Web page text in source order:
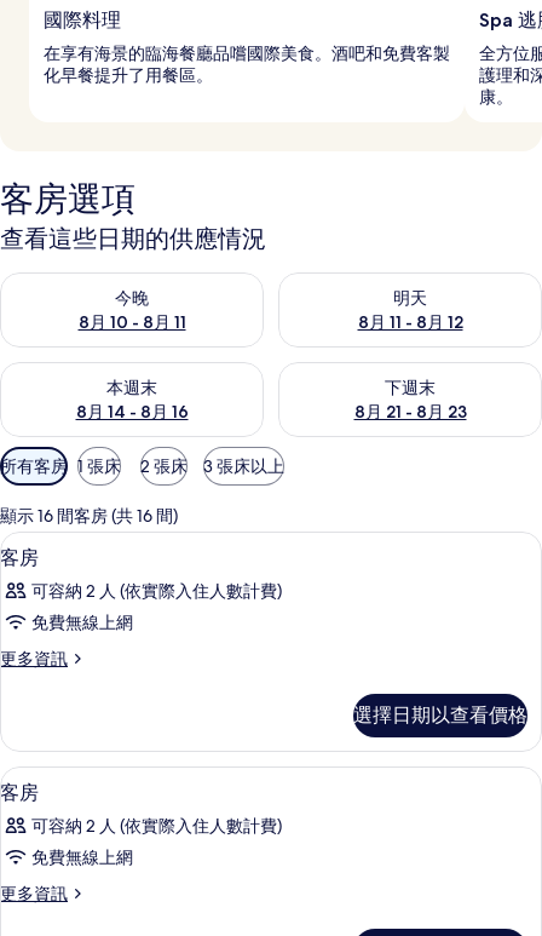
國際料理
在享有海景的臨海餐廳品嚐國際美食。酒吧和免費客製
化早餐提升了用餐區。
Spa 逃
全方位
護理和
康。
客房選項
查看這些日期的供應情況
今晚
8月 10 - 8月 11
查看今晚 (8月 10 - 8月 11) 的供應情況
明天
8月 11 - 8月 12
查看明天 (8月 11 - 8月 12) 的供
本週末
8月 14 - 8月 16
查看本週末 (8月 14 - 8月 16) 的供應情況
下週末
8月 21 - 8月 23
查看下週末 (8月 21 - 8月 23)
可
用
的
客
房
篩
選
件
所有客房 1 張床 2 張床 3 張床以上
顯示 16 間客房 (共 16 間)
顯
示
客
房
的
有
相
片
高級寢具、客房內保險箱、免費無線上
5
客房
可容納 2 人 (依實際入住人數計費)
免費無線上網
更多資訊
更
的
詳
情
選擇日期以查看價格
顯
示
客
房
的
高級寢具、客房內保險箱、免費無線上
6
客房
可容納 2 人 (依實際入住人數計費)
免費無線上網
更多資訊
更